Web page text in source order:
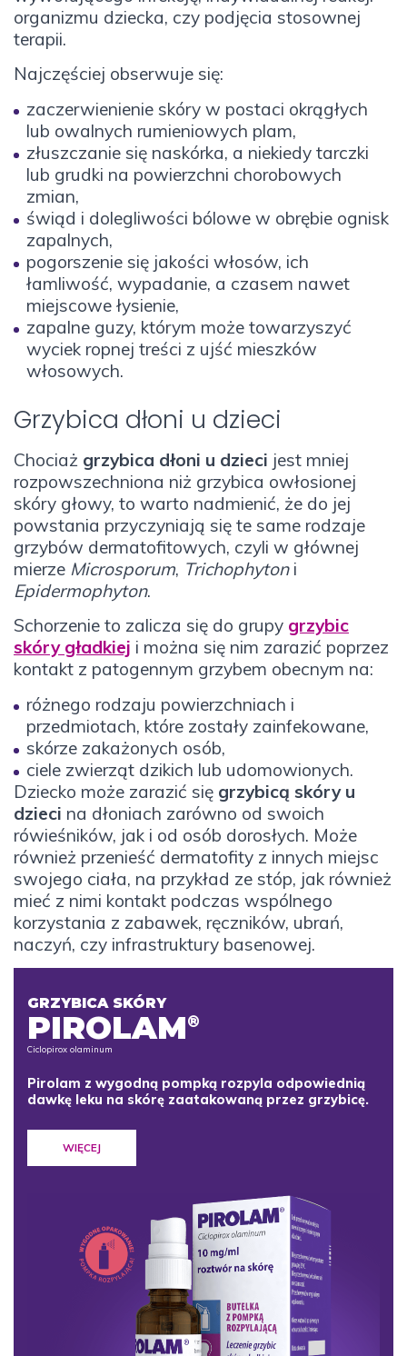
organizmu dziecka, czy podjęcia stosownej
terapii.
Najczęściej obserwuje się:
zaczerwienienie skóry w postaci okrągłych
lub owalnych rumieniowych plam,
złuszczanie się naskórka, a niekiedy tarczki
lub grudki na powierzchni chorobowych
zmian,
świąd i dolegliwości bólowe w obrębie ognisk
zapalnych,
pogorszenie się jakości włosów, ich
łamliwość, wypadanie, a czasem nawet
miejscowe łysienie,
zapalne guzy, którym może towarzyszyć
wyciek ropnej treści z ujść mieszków
włosowych.
Grzybica dłoni u dzieci
Chociaż grzybica dłoni u dzieci jest mniej
rozpowszechniona niż grzybica owłosionej
skóry głowy, to warto nadmienić, że do jej
powstania przyczyniają się te same rodzaje
grzybów dermatofitowych, czyli w głównej
mierze Microsporum, Trichophytoni
Epidermophyton.
Schorzenie to zalicza się do grupy grzybic
skóry gładkiej i można się nim zarazić poprzez
kontakt z patogennym grzybem obecnym na:
różnego rodzaju powierzchniach i
przedmiotach, które zostały zainfekowane,
skórze zakażonych osób,
ciele zwierząt dzikich lub udomowionych.
Dziecko może zarazić się grzybicą skóry u
dzieci na dłoniach zarówno od swoich
rówieśników, jak i od osób dorosłych. Może
również przenieść dermatofity z innych miejsc
swojego ciała, na przykład ze stóp, jak również
mieć z nimi kontakt podczas wspólnego
korzystania z zabawek, ręczników, ubrań,
naczyń, czy infrastruktury basenowej.
GRZYBICA SKÓRY
PIROLAM®
Ciclopirox olaminum
Pirolam z wygodną pompką rozpyla odpowiednią
dawkę leku na skórę zaatakowaną przez grzybicę.
WIĘCEJ